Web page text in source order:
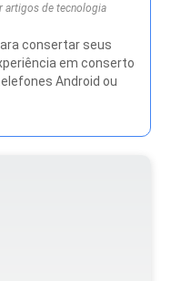
artigos de tecnologia
consertar seus
em conserto
Android ou